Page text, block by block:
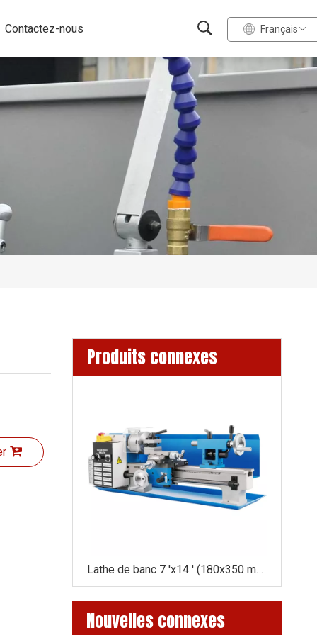
Contactez-nous Français
Produits connexes
Lathe de banc 7 'x14 ' (180x350 mm) DRO
Nouvelles connexes